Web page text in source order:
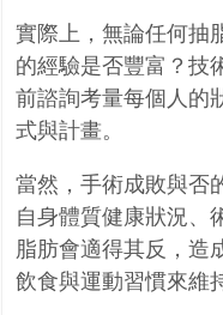
實際上，無論任何抽
的經驗是否豐富？技
前諮詢考量每個人的
式與計畫。
當然，手術成敗與否
自身體質健康狀況、
脂肪會適得其反，造
飲食與運動習慣來維